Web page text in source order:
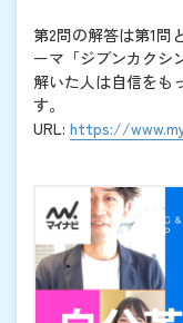
第2問の解答は第1問
ーマ「ジブンカクシ
解いた人は自信をも
す。
URL: https://